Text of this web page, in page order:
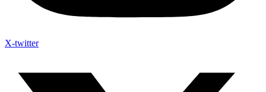
X-twitter